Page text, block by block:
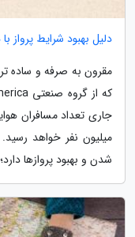
دلیل بهبود شرایط پرواز با
مقرون به صرفه و ساده
میلیون نفر خواهد
شدن و بهبود پروازها